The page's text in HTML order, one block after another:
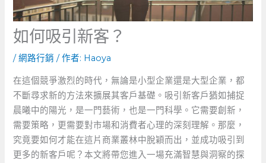
如何吸引新客？
/網路行銷 / 作者: Haoya
在這個競爭激烈的時代，無論是小型企業還是大型企業，都
不斷尋求新的方法來擴展其客戶基礎。吸引新客戶猶如捕捉
晨曦中的陽光，是一門藝術，也是一門科學。它需要創新，
需要策略，更需要對市場和消費者心理的深刻理解。那麼，
究竟要如何才能在這片商業叢林中脫穎而出，並成功吸引到
更多的新客戶呢？本文將帶您進入一場充滿智慧與洞察的探